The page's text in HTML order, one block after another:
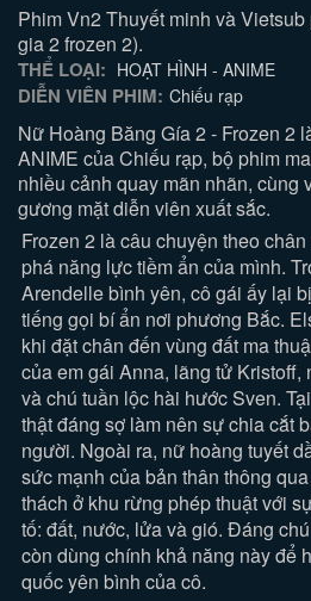
Phim Vn2 Thuyết minh và
gia 2 frozen 2).
THỂ LOẠI: HOẠT HÌNH - ANIME
DIỄN VIÊN PHIM: Chiếu rạp
Nữ Hoàng Băng Gía 2 - Frozen 2
ANIME của Chiếu rạp, bộ phim
nhiều cảnh quay mãn nhãn, cùng
gương mặt diễn viên xuất sắc.
Frozen 2 là câu chuyện theo
phá năng lực tiềm ẩn của mình.
Arendelle bình yên, cô gái ấy lại
tiếng gọi bí ẩn nơi phương Bắc.
khi đặt chân đến vùng đất ma
của em gái Anna, lãng tử
và chú tuần lộc hài hước Sven.
thật đáng sợ làm nên sự chia cắt
người. Ngoài ra, nữ hoàng tuyết
sức mạnh của bản thân thông
thách ở khu rừng phép thuật với
tố: đất, nước, lửa và gió. Đáng
còn dùng chính khả năng này để
quốc yên bình của cô.